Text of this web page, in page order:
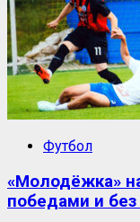
Футбол
«Молодёжка»
победами и